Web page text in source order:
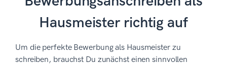
Hausmeister richtig auf
Um die perfekte Bewerbung als Hausmeister zu
schreiben, brauchst Du zunächst einen sinnvollen